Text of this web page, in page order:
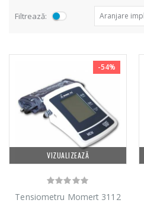
Filtrează:
VIZUALIZEAZĂ
-54%
Tensiometru Momert 3112